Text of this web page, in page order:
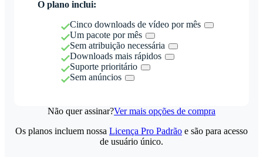
O plano inclui:
Cinco downloads de vídeo por mês
Um pacote por mês
Sem atribuição necessária
Downloads mais rápidos
Suporte prioritário
Sem anúncios
Não quer assinar?Ver mais opções de compra
Os planos incluem nossa Licença Pro Padrão e são para acesso
de usuário único.